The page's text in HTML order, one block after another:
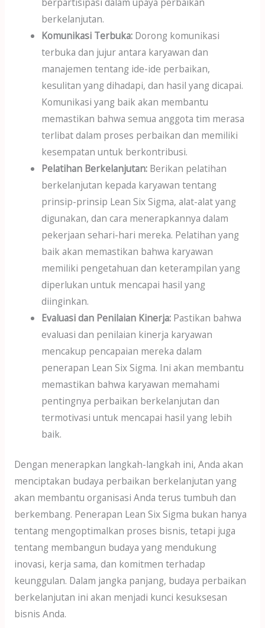
berkelanjutan.
Komunikasi Terbuka: Dorong komunikasi
terbuka dan jujur antara karyawan dan
manajemen tentang ide-ide perbaikan,
kesulitan yang dihadapi, dan hasil yang dicapai.
Komunikasi yang baik akan membantu
memastikan bahwa semua anggota tim merasa
terlibat dalam proses perbaikan dan memiliki
kesempatan untuk berkontribusi.
Pelatihan Berkelanjutan: Berikan pelatihan
berkelanjutan kepada karyawan tentang
prinsip-prinsip Lean Six Sigma, alat-alat yang
digunakan, dan cara menerapkannya dalam
pekerjaan sehari-hari mereka. Pelatihan yang
baik akan memastikan bahwa karyawan
memiliki pengetahuan dan keterampilan yang
diperlukan untuk mencapai hasil yang
diinginkan.
Evaluasi dan Penilaian Kinerja: Pastikan bahwa
evaluasi dan penilaian kinerja karyawan
mencakup pencapaian mereka dalam
penerapan Lean Six Sigma. Ini akan membantu
memastikan bahwa karyawan memahami
pentingnya perbaikan berkelanjutan dan
termotivasi untuk mencapai hasil yang lebih
baik.
Dengan menerapkan langkah-langkah ini, Anda akan
menciptakan budaya perbaikan berkelanjutan yang
akan membantu organisasi Anda terus tumbuh dan
berkembang. Penerapan Lean Six Sigma bukan hanya
tentang mengoptimalkan proses bisnis, tetapi juga
tentang membangun budaya yang mendukung
inovasi, kerja sama, dan komitmen terhadap
keunggulan. Dalam jangka panjang, budaya perbaikan
berkelanjutan ini akan menjadi kunci kesuksesan
bisnis Anda.